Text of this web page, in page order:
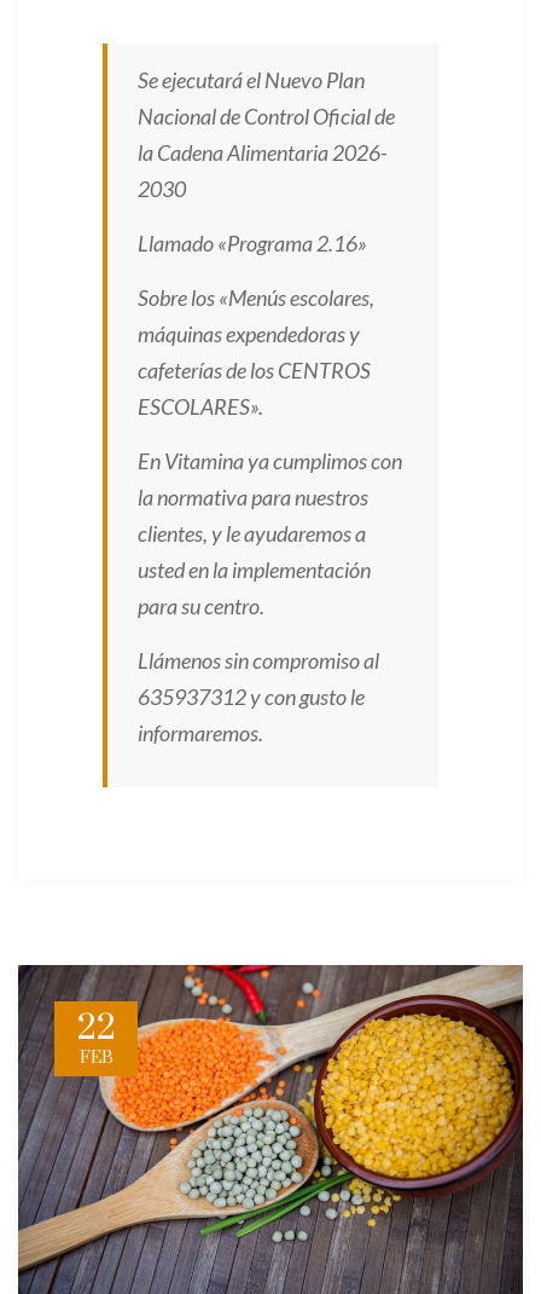
Se ejecutará el Nuevo Plan
Nacional de Control Oficial de
la Cadena Alimentaria 2026-
2030
Llamado «Programa 2.16»
Sobre los «Menús escolares,
máquinasexpendedoras y
cafeteríasde los CENTROS
ESCOLARES».
En Vitamina ya cumplimos con
la normativa para nuestros
clientes, y le ayudaremos a
usted en la implementación
para su centro.
Llámenos sin compromiso al
635937312 y con gusto le
informaremos.
22
FEB